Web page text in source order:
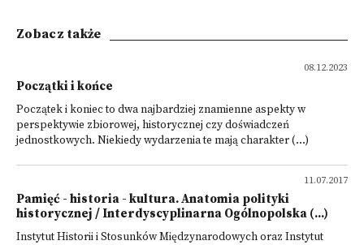
Zobacz także
08.12.2023
Początki i końce
Początek i koniec to dwa najbardziej znamienne aspekty w
perspektywie zbiorowej, historycznej czy doświadczeń
jednostkowych. Niekiedy wydarzenia te mają charakter (...)
11.07.2017
Pamięć - historia - kultura. Anatomia polityki
historycznej / Interdyscyplinarna Ogólnopolska (...)
Instytut Historii i Stosunków Międzynarodowych oraz Instytut